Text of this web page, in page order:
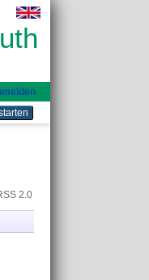
2.0